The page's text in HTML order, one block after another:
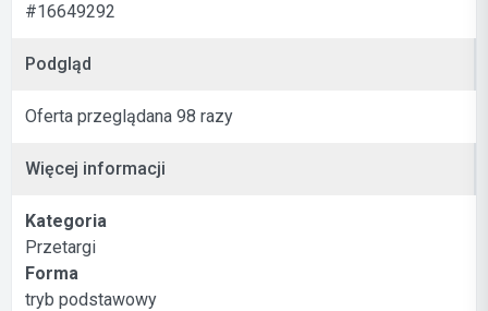
#16649292
Podgląd
Oferta przeglądana 98 razy
Więcej informacji
Kategoria
Przetargi
Forma
tryb podstawowy